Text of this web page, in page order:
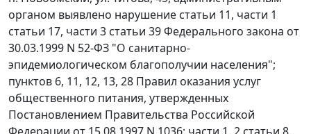
органом выявлено нарушение статьи 11, части 1
статьи 17, части 3 статьи 39Федерального закона от
30.03.1999 N 52-ФЗ "О санитарно-
эпидемиологическом благополучии населения";
пунктов 6, 11, 12, 13, 28 Правил оказания услуг
общественного питания, утвержденных
Постановлением Правительства Российской